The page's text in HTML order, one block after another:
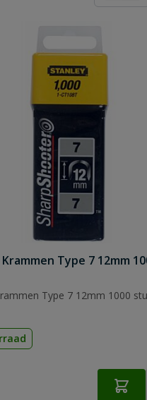
Type 7 12mm
Type 7 12mm 1000